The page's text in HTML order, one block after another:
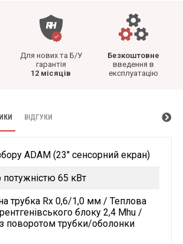
Для нових та Б/У
гарантія
12 місяців
Безкоштовне
введення в
експлуатацію
ВІДГУКИ
ADAM (23'' сенсорний екран)
потужністю 65 кВт
трубка Rx 0,6/1,0 мм / Теплова
блоку 2,4 Mhu /
поворотом трубки/оболонки